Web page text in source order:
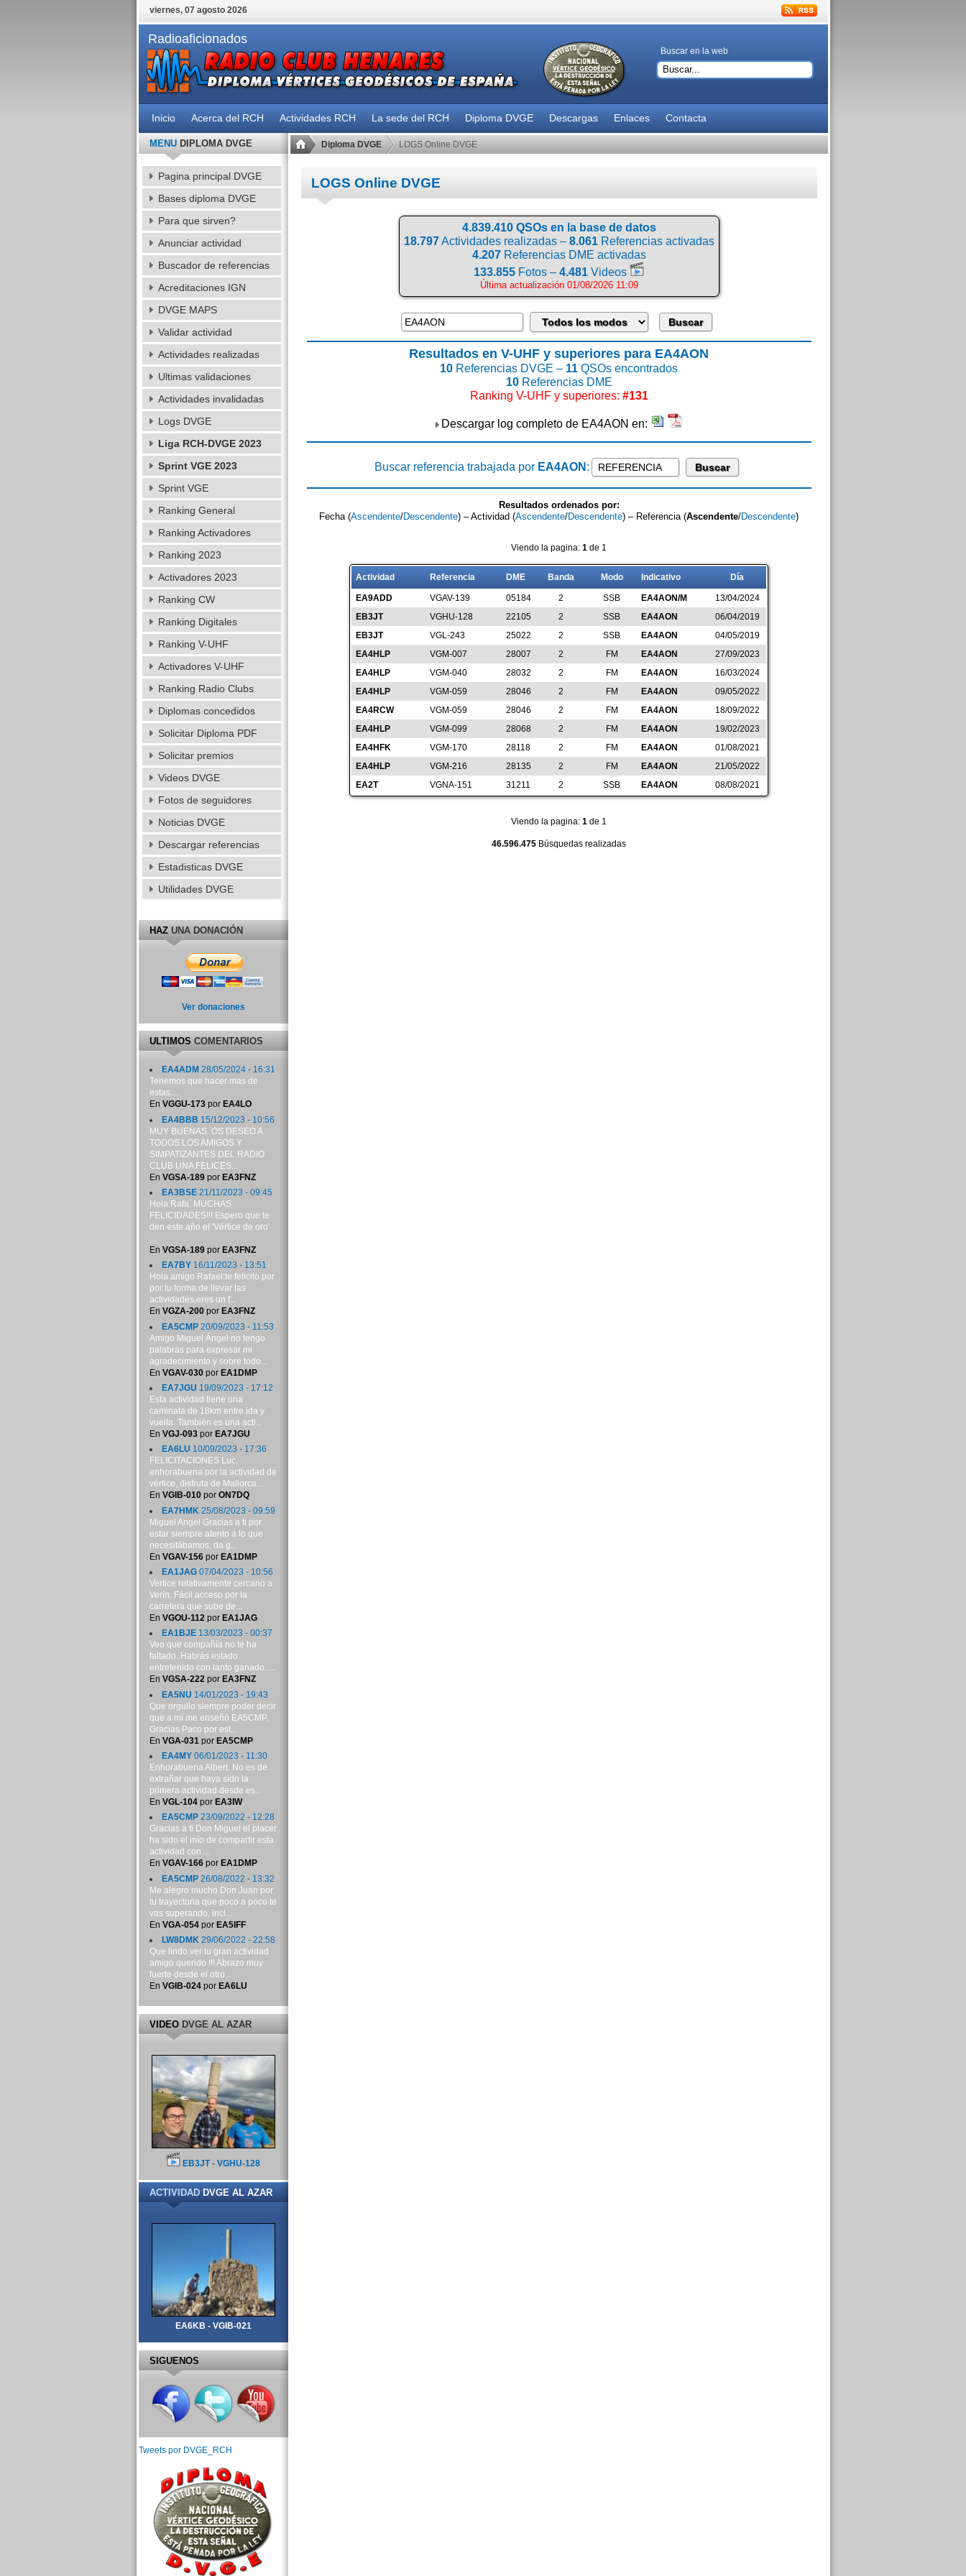
viernes, 07 agosto 2026
Radioaficionados
Buscar en la web
Inicio Acerca del RCH Actividades RCH La sede del RCH Diploma DVGE Descargas Enlaces Contacta
Diploma DVGE LOGS Online DVGE
LOGS Online DVGE
4.839.410 QSOs en la base de datos
18.797Actividades realizadas – 8.061Referencias activadas
4.207Referencias DME activadas
133.855 Fotos – 4.481 Videos
Última actualización 01/08/2026 11:09
Resultados en V-UHF y superiores para EA4AON
10 Referencias DVGE – 11 QSOs encontrados
10Referencias DME
Ranking V-UHF y superiores: #131
Descargar log completo de EA4AON en:
Buscar referencia trabajada por EA4AON :
Resultados ordenados por:
Fecha (Ascendente/Descendente) – Actividad (Ascendente/Descendente) – Referencia (Ascendente/Descendente)
Viendo la pagina: 1 de 1
Actividad Referencia DME Banda Modo Indicativo Día
EA9ADD VGAV-139 05184 2 SSB EA4AON/M
13/04/2024
EB3JT
VGHU-128 22105 2 SSB EA4AON
06/04/2019
EB3JT
VGL-243 25022 2 SSB EA4AON
04/05/2019
EA4HLP
VGM-007 28007 2 FM EA4AON
27/09/2023
EA4HLP
VGM-040 28032 2 FM EA4AON
16/03/2024
EA4HLP
VGM-059 28046 2 FM EA4AON
09/05/2022
EA4RCW
VGM-059 28046 2 FM EA4AON
18/09/2022
EA4HLP
VGM-099 28068 2 FM EA4AON
19/02/2023
EA4HFK
VGM-170 28118 2 FM EA4AON
01/08/2021
EA4HLP
VGM-216 28135 2 FM EA4AON
21/05/2022
EA2T
VGNA-151 31211 2 SSB EA4AON 08/08/2021
Viendo la pagina: 1 de 1
46.596.475 Búsquedas realizadas
MENUDIPLOMA DVGE
Pagina principal DVGE
Bases diploma DVGE
Para que sirven?
Anunciar actividad
Buscador de referencias
Acreditaciones IGN
DVGE MAPS
Validar actividad
Actividades realizadas
Ultimas validaciones
Actividades invalidadas
Logs DVGE
Liga RCH-DVGE 2023
Sprint VGE 2023
Sprint VGE
Ranking General
Ranking Activadores
Ranking 2023
Activadores 2023
Ranking CW
Ranking Digitales
Ranking V-UHF
Activadores V-UHF
Ranking Radio Clubs
Diplomas concedidos
Solicitar Diploma PDF
Solicitar premios
Videos DVGE
Fotos de seguidores
Noticias DVGE
Descargar referencias
Estadisticas DVGE
Utilidades DVGE
HAZUNA DONACIÓN
Ver donaciones
ULTIMOSCOMENTARIOS
EA4ADM 28/05/2024 - 16:31
Tenemos que hacer mas de
estas....
En VGGU-173por EA4LO
EA4BBB 15/12/2023 - 10:56
MUY BUENAS. OS DESEO A
TODOS LOS AMIGOS Y
SIMPATIZANTES DEL RADIO
CLUB UNA FELICES...
En VGSA-189por EA3FNZ
EA3BSE21/11/2023 - 09:45
Hola Rafa. MUCHAS
FELICIDADES!!! Espero que te
den este año el 'Vértice de oro'
...
En VGSA-189por EA3FNZ
EA7BY16/11/2023 - 13:51
Hola amigo Rafael:te felicito por
por tu forma de llevar las
actividades,eres un f...
En VGZA-200por EA3FNZ
EA5CMP20/09/2023 - 11:53
Amigo Miguel Ángel no tengo
palabras para expresar mi
agradecimiento y sobre todo...
En VGAV-030por EA1DMP
EA7JGU 19/09/2023 - 17:12
Esta actividad tiene una
caminata de 18km entre ida y
vuelta. También es una acti...
En VGJ-093por EA7JGU
EA6LU 10/09/2023 - 17:36
FELICITACIONES Luc,
enhorabuena por la actividad de
vértice, disfruta de Mallorca...
En VGIB-010por ON7DQ
EA7HMK 25/08/2023 - 09:59
Miguel Angel Gracias a ti por
estar siempre atento a lo que
necesitábamos, da g...
En VGAV-156por EA1DMP
EA1JAG07/04/2023 - 10:56
Vertice relativamente cercano a
Verín. Fácil acceso por la
carretera que sube de...
En VGOU-112por EA1JAG
EA1BJE13/03/2023 - 00:37
Veo que compañía no te ha
faltado. Habrás estado
entretenido con tanto ganado. ...
En VGSA-222por EA3FNZ
EA5NU 14/01/2023 - 19:43
Que orgullo siempre poder decir
que a mí me enseñó EA5CMP.
Gracias Paco por est...
En VGA-031 por EA5CMP
EA4MY06/01/2023 - 11:30
Enhorabuena Albert. No es de
extrañar que haya sido la
primera actividad desde es...
En VGL-104por EA3IW
EA5CMP23/09/2022 - 12:28
Gracias a ti Don Miguel el placer
ha sido el mío de compartir esta
actividad con ...
En VGAV-166por EA1DMP
EA5CMP26/08/2022 - 13:32
Me alegro mucho Don Juan por
tu trayectoria que poco a poco te
vas superando, incl...
En VGA-054por EA5IFF
LW8DMK29/06/2022 - 22:58
Que lindo ver tu gran actividad
amigo querido !!! Abrazo muy
fuerte desde el otro...
En VGIB-024por EA6LU
VIDEODVGE AL AZAR
EB3JT - VGHU-128
ACTIVIDADDVGE AL AZAR
EA6KB - VGIB-021
SIGUENOS
Tweets por DVGE_RCH